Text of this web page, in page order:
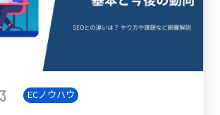
ECノウハウ